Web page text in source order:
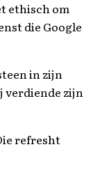
ethisch om
die Google
in zijn
verdiende zijn
refresht